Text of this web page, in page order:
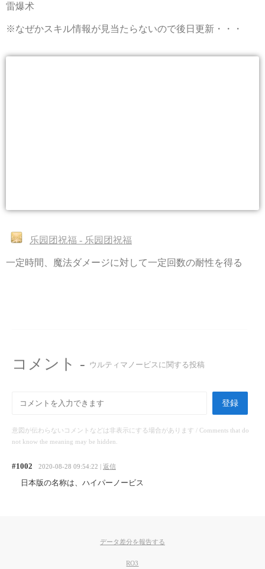
雷爆术
※なぜかスキル情報が見当たらないので後日更新・・・
乐园团祝福 - 乐园团祝福
一定時間、魔法ダメージに対して一定回数の耐性を得る
コメント - ウルティマノービスに関する投稿
登録
意図が伝わらないコメントなどは非表示にする場合があります / Comments that do
not know the meaning may be hidden.
#1002 2020-08-28 09:54:22 | 返信
日本版の名称は、ハイパーノービス
データ差分を報告する
RO3